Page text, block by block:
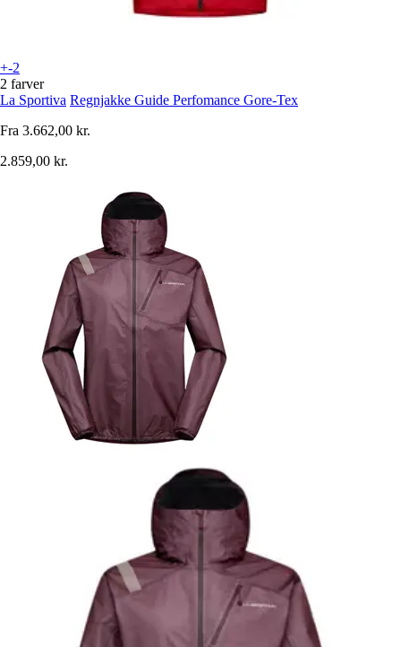
+-2
2 farver
La Sportiva Regnjakke Guide Perfomance Gore-Tex
Fra 3.662,00 kr.
2.859,00 kr.